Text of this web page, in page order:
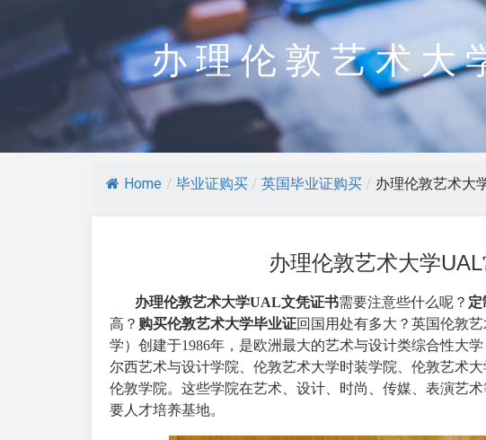
办理伦敦艺术大
Home / 毕业证购买 / 英国毕业证购买 / 办理伦敦艺术大
办理伦敦艺术大学
办理伦敦艺术大学UAL文凭证书需要注意些什么呢？
高？ 购买伦敦艺术大学毕业证回国用处有多大？英国伦敦艺
学）创建于1986年，是欧洲最大的艺术与设计类综合性大
尔西艺术与设计学院、伦敦艺术大学时装学院、伦敦艺术
伦敦学院。这些学院在艺术、设计、时尚、传媒、表演艺
要人才培养基地。